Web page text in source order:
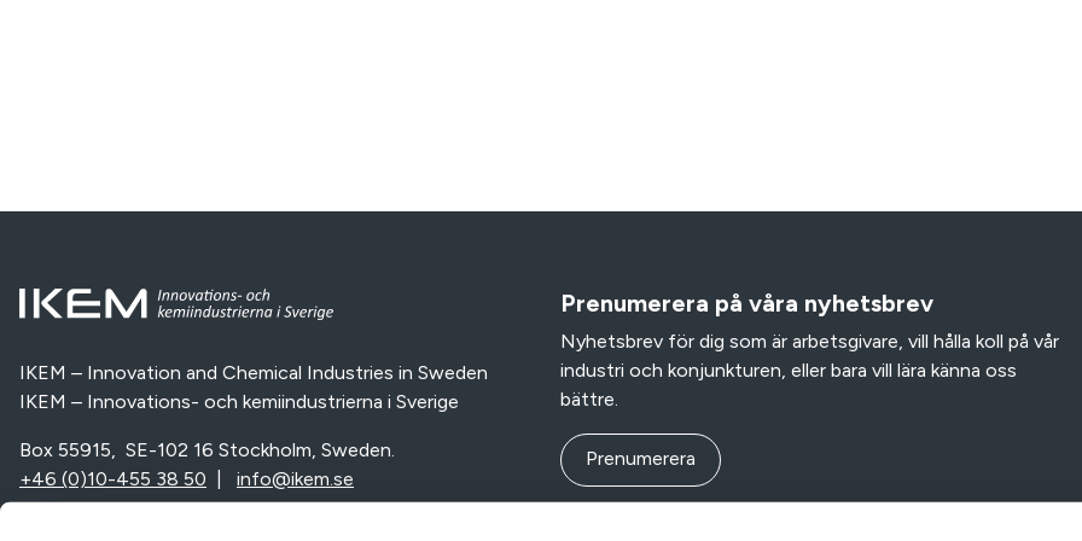
IKEM – Innovation and Chemical Industries in Sweden
IKEM – Innovations- och kemiindustrierna i Sverige
Box 55915, SE-102 16 Stockholm, Sweden.
+46 (0)10-455 38 50
info@ikem.se
Prenumerera på våra nyhetsbrev
Nyhetsbrev för dig som är arbetsgivare, vill hålla koll på vår
industri och konjunkturen, eller bara vill lära känna oss
bättre.
Prenumerera